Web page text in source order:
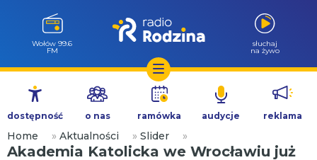
Przejdź
treści
Wołów 99.6
FM
słuchaj
na żywo
dostępność o nas ramówka audycje reklama
Home » Aktualności » Slider »
Akademia Katolicka we Wrocławiu już